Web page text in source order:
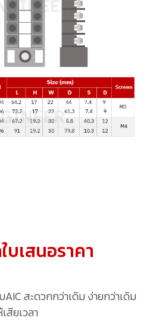
เสนอราคา
AIC สะดวกกว่าเดิม ง่ายกว่าเดิม
สียเวลา